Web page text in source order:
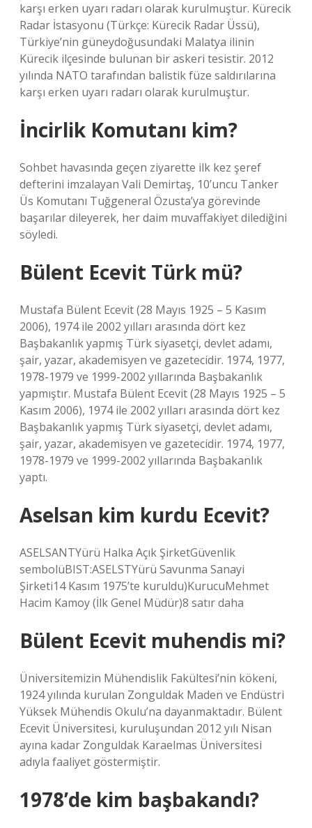
karşı erken uyarı radarı olarak kurulmuştur. Kürecik
Radar İstasyonu (Türkçe: Kürecik Radar Üssü),
Türkiye’nin güneydoğusundaki Malatya ilinin
Kürecik ilçesinde bulunan bir askeri tesistir. 2012
yılında NATO tarafından balistik füze saldırılarına
karşı erken uyarı radarı olarak kurulmuştur.
İncirlik Komutanı kim?
Sohbet havasında geçen ziyarette ilk kez şeref
defterini imzalayan Vali Demirtaş, 10’uncu Tanker
Üs Komutanı Tuğgeneral Özusta’ya görevinde
başarılar dileyerek, her daim muvaffakiyet dilediğini
söyledi.
Bülent Ecevit Türk mü?
Mustafa Bülent Ecevit (28 Mayıs 1925 – 5 Kasım
2006), 1974 ile 2002 yılları arasında dört kez
Başbakanlık yapmış Türk siyasetçi, devlet adamı,
şair, yazar, akademisyen ve gazetecidir. 1974, 1977,
1978-1979 ve 1999-2002 yıllarında Başbakanlık
yapmıştır. Mustafa Bülent Ecevit (28 Mayıs 1925 – 5
Kasım 2006), 1974 ile 2002 yılları arasında dört kez
Başbakanlık yapmış Türk siyasetçi, devlet adamı,
şair, yazar, akademisyen ve gazetecidir. 1974, 1977,
1978-1979 ve 1999-2002 yıllarında Başbakanlık
yaptı.
Aselsan kim kurdu Ecevit?
ASELSANTYürü Halka Açık ŞirketGüvenlik
sembolüBIST:ASELSTYürü Savunma Sanayi
Şirketi14 Kasım 1975’te kuruldu)KurucuMehmet
Hacim Kamoy (İlk Genel Müdür)8 satır daha
Bülent Ecevit muhendis mi?
Üniversitemizin Mühendislik Fakültesi’nin kökeni,
1924 yılında kurulan Zonguldak Maden ve Endüstri
Yüksek Mühendis Okulu’na dayanmaktadır. Bülent
Ecevit Üniversitesi, kuruluşundan 2012 yılı Nisan
ayına kadar Zonguldak Karaelmas Üniversitesi
adıyla faaliyet göstermiştir.
1978’de kim başbakandı?